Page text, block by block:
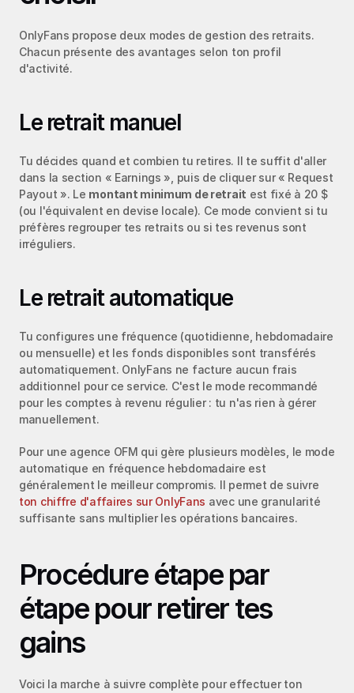
OnlyFans propose deux modes de gestion des retraits.
Chacun présente des avantages selon ton profil
d'activité.
Le retrait manuel
Tu décides quand et combien tu retires. Il te suffit d'aller
dans la section « Earnings », puis de cliquer sur « Request
Payout ». Le montant minimum de retrait est fixé à 20 $
(ou l'équivalent en devise locale). Ce mode convient si tu
préfères regrouper tes retraits ou si tes revenus sont
irréguliers.
Le retrait automatique
Tu configures une fréquence (quotidienne, hebdomadaire
ou mensuelle) et les fonds disponibles sont transférés
automatiquement. OnlyFans ne facture aucun frais
additionnel pour ce service. C'est le mode recommandé
pour les comptes à revenu régulier : tu n'as rien à gérer
manuellement.
Pour une agence OFM qui gère plusieurs modèles, le mode
automatique en fréquence hebdomadaire est
ton chiffre d'affaires sur OnlyFans avec une granularité
suffisante sans multiplier les opérations bancaires.
Procédure étape par
étape pour retirer tes
gains
Voici la marche à suivre complète pour effectuer ton